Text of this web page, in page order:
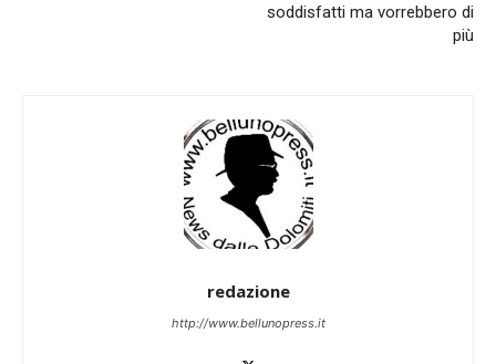
soddisfatti ma vorrebbero di
più
redazione
http://www.bellunopress.it